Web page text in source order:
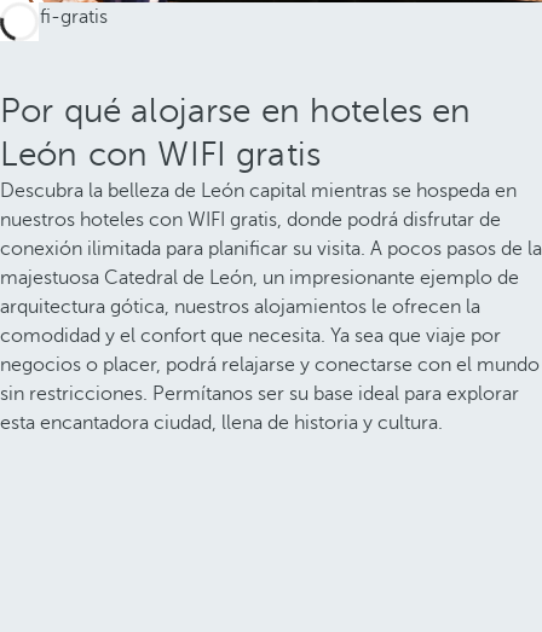
Por qué alojarse en hoteles en
León con WIFI gratis
Descubra la belleza de León capital mientras se hospeda en
nuestros hoteles con WIFI gratis, donde podrá disfrutar de
conexión ilimitada para planificar su visita. A pocos pasos de la
majestuosa Catedral de León, un impresionante ejemplo de
arquitectura gótica, nuestros alojamientos le ofrecen la
comodidad y el confort que necesita. Ya sea que viaje por
negocios o placer, podrá relajarse y conectarse con el mundo
sin restricciones. Permítanos ser su base ideal para explorar
esta encantadora ciudad, llena de historia y cultura.